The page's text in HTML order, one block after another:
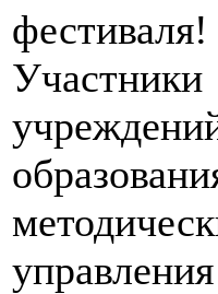
фестиваля!